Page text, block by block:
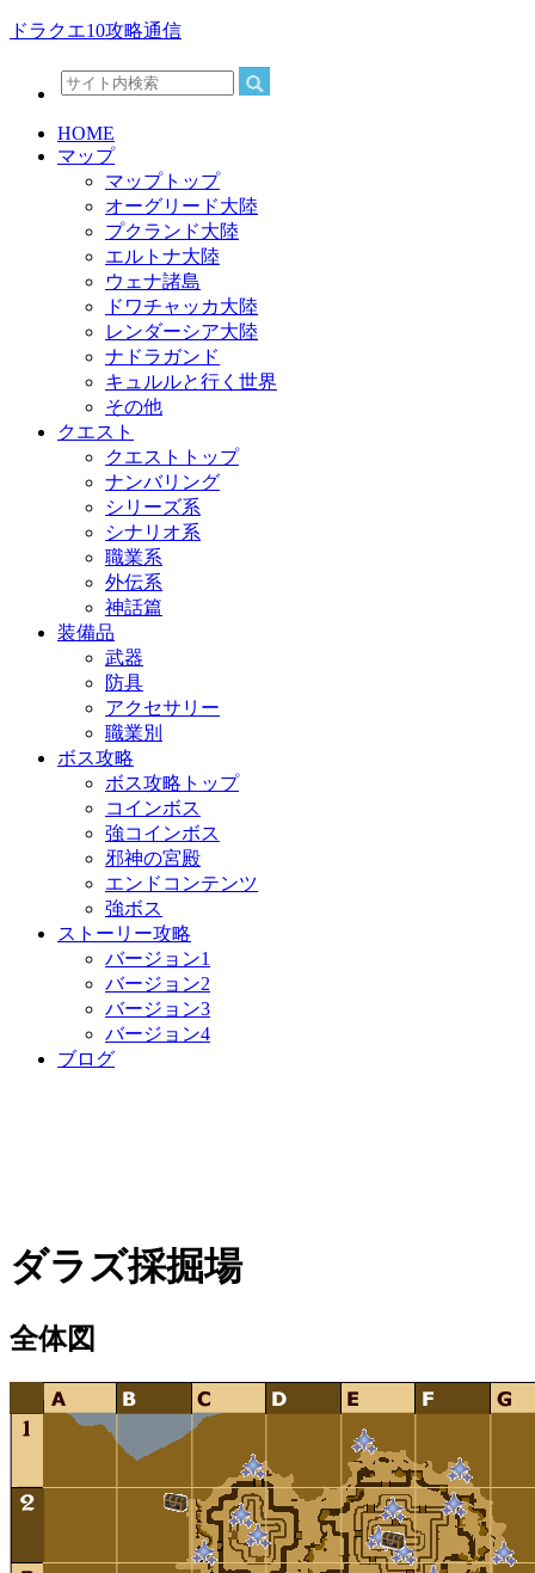
ドラクエ10攻略通信
HOME
マップ
マップトップ
オーグリード大陸
プクランド大陸
エルトナ大陸
ウェナ諸島
ドワチャッカ大陸
レンダーシア大陸
ナドラガンド
キュルルと行く世界
その他
クエスト
クエストトップ
ナンバリング
シリーズ系
シナリオ系
職業系
外伝系
神話篇
装備品
武器
防具
アクセサリー
職業別
ボス攻略
ボス攻略トップ
コインボス
強コインボス
邪神の宮殿
エンドコンテンツ
強ボス
ストーリー攻略
バージョン1
バージョン2
バージョン3
バージョン4
ブログ
ダラズ採掘場
全体図